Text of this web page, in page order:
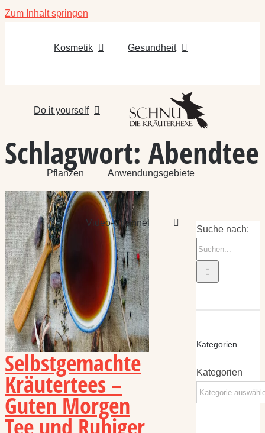
Zum Inhalt springen
Kosmetik Gesundheit
Do it yourself
Pflanzen Anwendungsgebiete
Video-Channel
Schlagwort: Abendtee
Selbstgemachte
Kräutertees –
Guten Morgen
Tee und Ruhiger
Suche nach:
Kategorien
Kategorien